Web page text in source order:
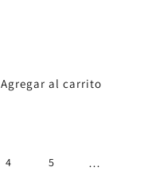
Agregar al carrito
4 5 …